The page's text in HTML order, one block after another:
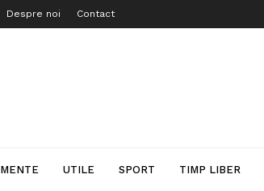
Despre noi Contact
UTILE SPORT TIMP LIBER